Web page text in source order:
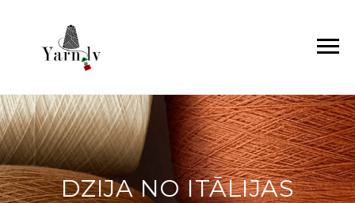
DZIJA NO ITĀLIJAS